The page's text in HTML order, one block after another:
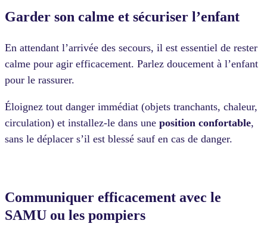
Garder son calme et sécuriser l’enfant
En attendant l’arrivée des secours, il est essentiel de rester
calme pour agir efficacement. Parlez doucement à l’enfant
pour le rassurer.
Éloignez tout danger immédiat (objets tranchants, chaleur,
circulation) et installez-le dans une position confortable,
sans le déplacer s’il est blessé sauf en cas de danger.
Communiquer efficacement avec le
SAMU ou les pompiers